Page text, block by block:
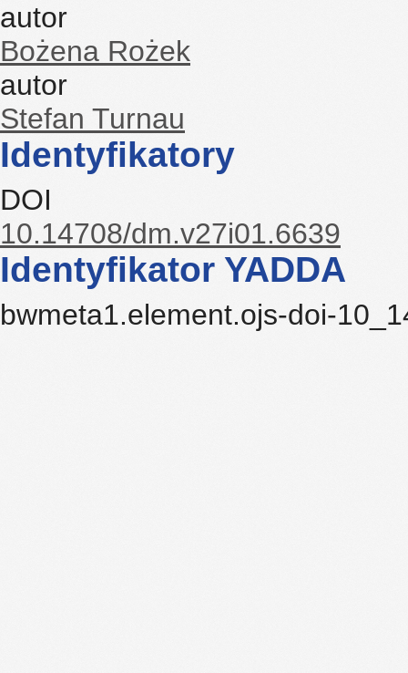
autor
Bożena Rożek
autor
Stefan Turnau
Identyfikatory
DOI
10.14708/dm.v27i01.6639
Identyfikator YADDA
bwmeta1.element.ojs-doi-